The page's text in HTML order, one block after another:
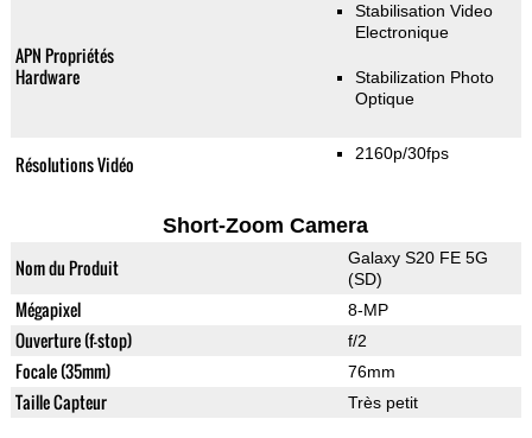
APN Propriétés
Hardware
Stabilisation Video
Electronique
Stabilization Photo
Optique
Résolutions Vidéo 2160p/30fps
Short-Zoom Camera
Nom du Produit
Galaxy S20 FE 5G
(SD)
Mégapixel 8-MP
Ouverture (f-stop) f/2
Focale (35mm) 76mm
Taille Capteur Très petit